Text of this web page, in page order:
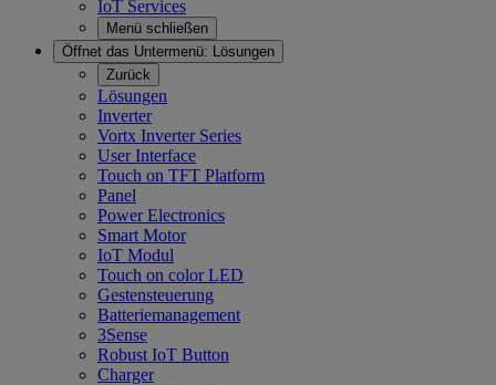
IoT Services
Menü schließen
Öffnet das Untermenü: Lösungen
Zurück
Lösungen
Inverter
Vortx Inverter Series
User Interface
Touch on TFT Platform
Panel
Power Electronics
Smart Motor
IoT Modul
Touch on color LED
Gestensteuerung
Batteriemanagement
3Sense
Robust IoT Button
Charger